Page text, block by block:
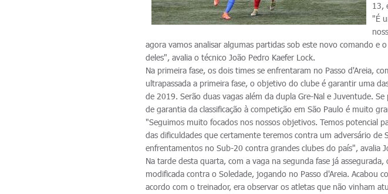
13,
"É
agora vamos analisar algumas partidas sob este novo comando e
deles", avalia o técnico João Pedro Kaefer Lock.
Na primeira fase, os dois times se enfrentaram no Passo d'Areia,
ultrapassada a primeira fase, o objetivo do clube é garantir uma
de 2019. Serão duas vagas além da dupla Gre-Nal e Juventude.
de garantia da classificação à competição em São Paulo é muito
"Seguimos muito focados nos nossos objetivos. Temos potencial
das dificuldades que certamente teremos contra um adversário de
enfrentamentos no Sub-20 contra grandes clubes do país", avalia
Na tarde desta quarta, com a vaga na segunda fase já
modificada contra o Soledade, jogando no Passo d'Areia. Acabou
acordo com o treinador, era observar os atletas que não vinham